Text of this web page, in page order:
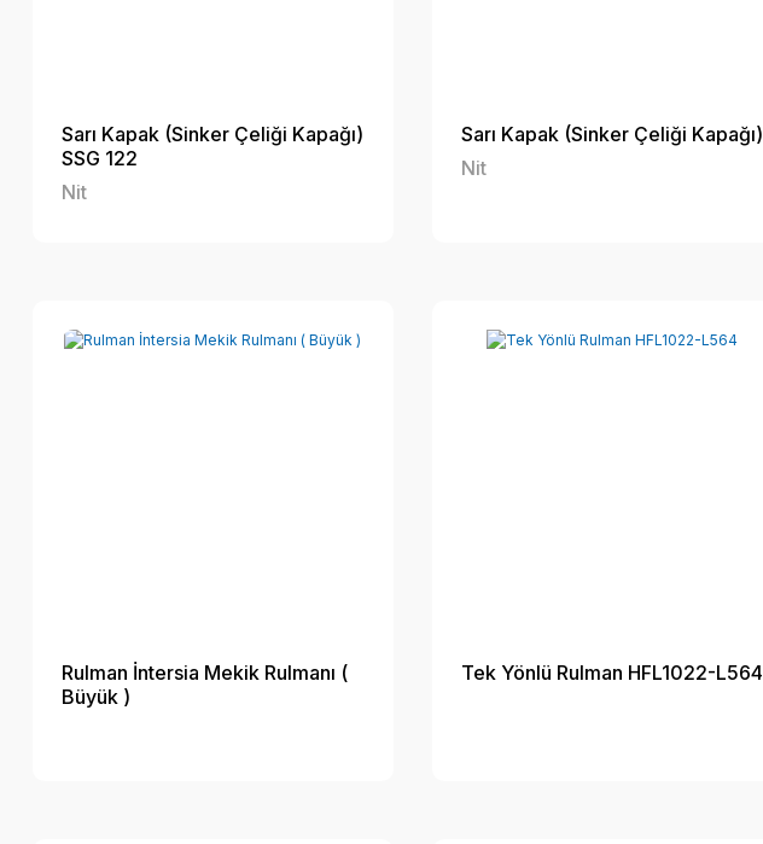
Sarı Kapak (Sinker Çeliği Kapağı)
SSG 122
Nit
Sarı Kapak (Sinker Çeliği Kapağı)
Nit
Rulman İntersia Mekik Rulmanı (
Büyük )
Tek Yönlü Rulman HFL1022-L564